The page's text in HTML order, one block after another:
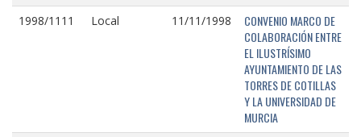
1998/1111 Local 11/11/1998
CONVENIO MARCO DE
COLABORACIÓN ENTRE
EL ILUSTRÍSIMO
AYUNTAMIENTO DE LAS
TORRES DE COTILLAS
Y LA UNIVERSIDAD DE
MURCIA